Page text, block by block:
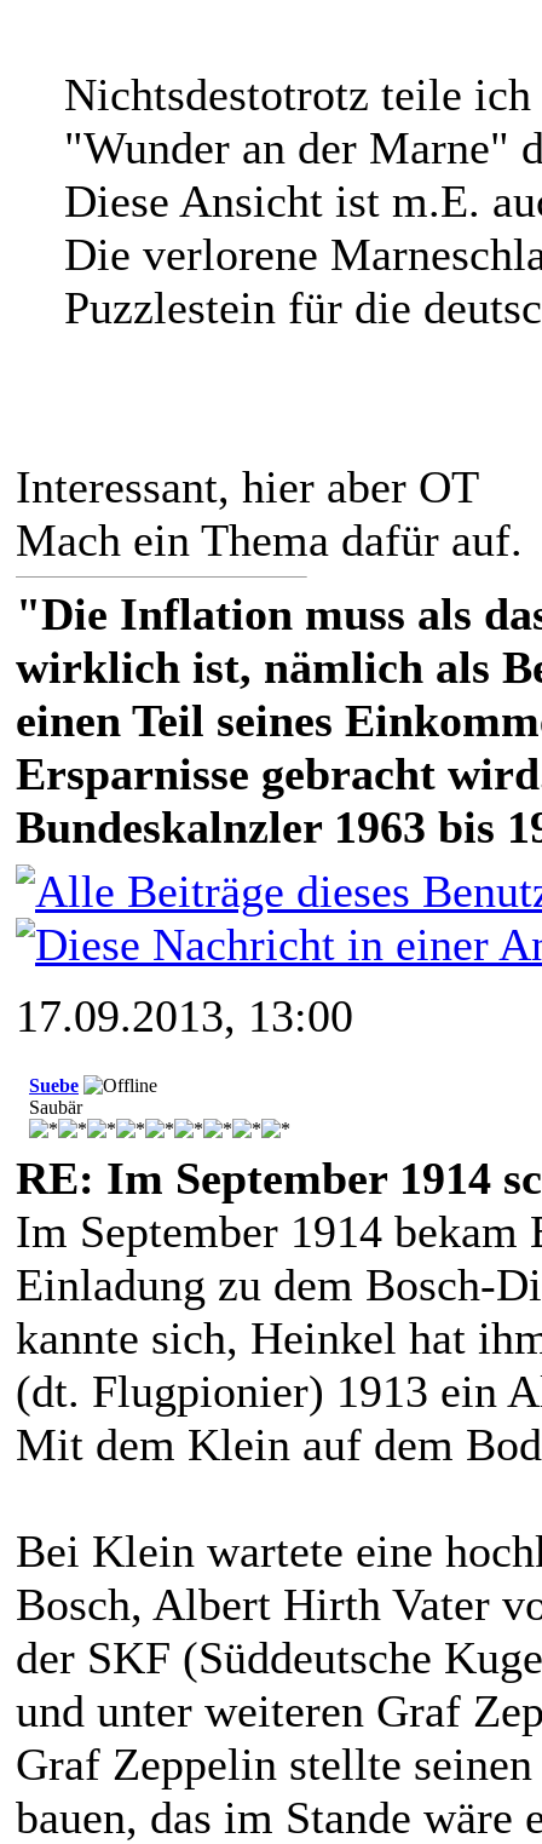
Nichtsdestotrotz teile
"Wunder an der Marne"
Diese Ansicht ist m.E.
Die verlorene
Puzzlestein für die
Interessant, hier aber OT
Mach ein Thema dafür auf.
"Die Inflation muss als
wirklich ist, nämlich als
einen Teil seines
Ersparnisse gebracht
Bundeskalnzler 1963 bis
17.09.2013, 13:00
Suebe
Saubär
RE: Im September 1914
Im September 1914
Einladung zu dem Bosch-
kannte sich, Heinkel hat
(dt. Flugpionier) 1913 ein
Mit dem Klein auf dem
Bei Klein wartete eine
Bosch, Albert Hirth Vater
der SKF (Süddeutsche
und unter weiteren Graf
Graf Zeppelin stellte
bauen, das im Stande wäre